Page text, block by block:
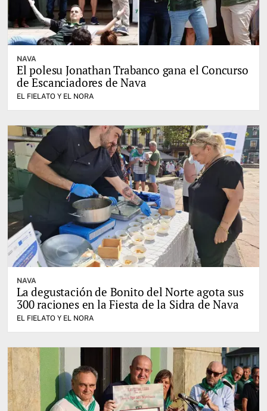
NAVA
El polesu Jonathan Trabanco gana el Concurso
de Escanciadores de Nava
EL FIELATO Y EL NORA
NAVA
La degustación de Bonito del Norte agota sus
300 raciones en la Fiesta de la Sidra de Nava
EL FIELATO Y EL NORA